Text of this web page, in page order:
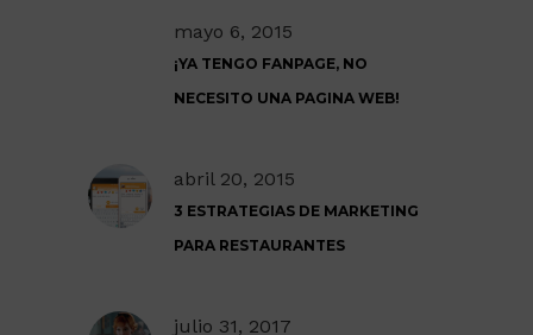
mayo 6, 2015
¡YA TENGO FANPAGE, NO
NECESITO UNA PAGINA WEB!
abril 20, 2015
3 ESTRATEGIAS DE MARKETING
PARA RESTAURANTES
julio 31, 2017